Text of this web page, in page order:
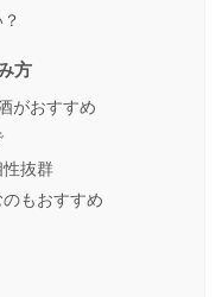
方
がおすすめ
抜群
もおすすめ